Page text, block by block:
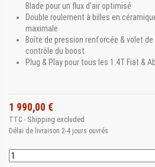
Blade pour un flux d'air optimisé
Double roulement à billes en
maximale
Boîte de pression renforcée & volet
contrôle du boost
Plug & Play pour tous les 1.4T Fiat &
1 990,00 €
TTC Shipping excluded
Délai de livraison 2-4 jours ouvrés